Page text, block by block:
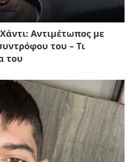
Αντιμέτωπος με
του – Τι
του